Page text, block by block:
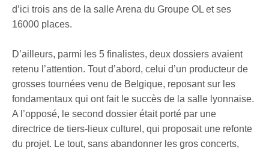
d’ici trois ans de la salle Arena du Groupe OL et ses
16000 places.
D’ailleurs, parmi les 5 finalistes, deux dossiers avaient
retenu l’attention. Tout d’abord, celui d’un producteur de
grosses tournées venu de Belgique, reposant sur les
fondamentaux qui ont fait le succès de la salle lyonnaise.
A l’opposé, le second dossier était porté par une
directrice de tiers-lieux culturel, qui proposait une refonte
du projet. Le tout, sans abandonner les gros concerts,